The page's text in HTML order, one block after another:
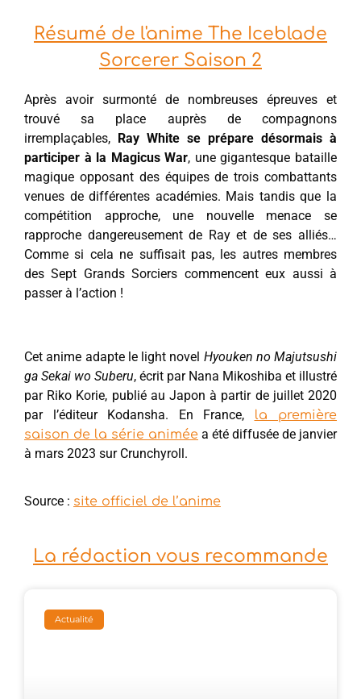
Résumé de l'anime The Iceblade
Sorcerer Saison 2
Après avoir surmonté de nombreuses épreuves et
trouvé sa place auprès de compagnons
irremplaçables,
Ray White se prépare désormais à
participer à la Magicus War, une gigantesque bataille
magique opposant des équipes de trois combattants
venues de différentes académies. Mais tandis que la
compétition approche, une nouvelle menace se
rapproche dangereusement de Ray et de ses alliés…
Comme si cela ne suffisait pas, les autres membres
des Sept Grands Sorciers commencent eux aussi à
passer à l’action !
Cet anime adapte le light novel Hyouken no Majutsushi
ga Sekai wo Suberu, écrit par Nana Mikoshiba et illustré
par Riko Korie, publié au Japon à partir de juillet 2020
par l’éditeur Kodansha. En France,
la première
saison de la série animée a été diffusée de janvier
à mars 2023 sur Crunchyroll.
Source : site officiel de l’anime
La rédaction vous recommande
Actualité